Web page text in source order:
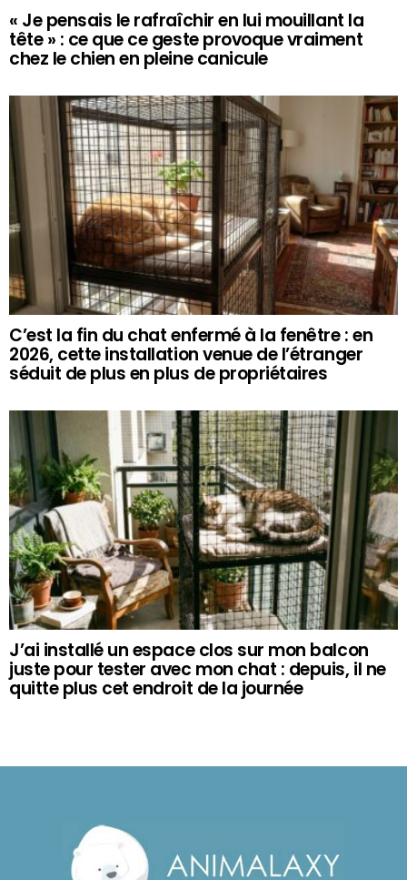
« Je pensais le rafraîchir en lui mouillant la
tête » : ce que ce geste provoque vraiment
chez le chien en pleine canicule
C’est la fin du chat enfermé à la fenêtre : en
2026, cette installation venue de l’étranger
séduit de plus en plus de propriétaires
J’ai installé un espace clos sur mon balcon
juste pour tester avec mon chat : depuis, il ne
quitte plus cet endroit de la journée